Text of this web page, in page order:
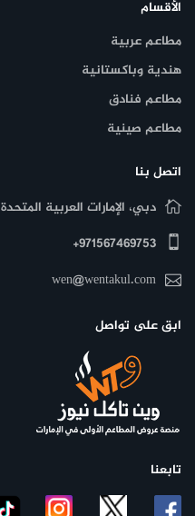
الأقسام
مطاعم عربية
هندية وباكستانية
مطاعم فنادق
مطاعم صينية
اتصل بنا
دبي، الإمارات العربية المتحدة
971567469753+
wen@wentakul.com
ابق على تواصل
تابعنا